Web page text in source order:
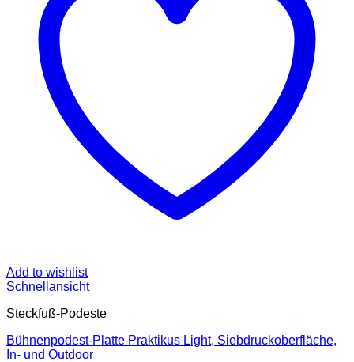
Add to wishlist
Schnellansicht
Steckfuß-Podeste
Bühnenpodest-Platte Praktikus Light, Siebdruckoberfläche,
In- und Outdoor